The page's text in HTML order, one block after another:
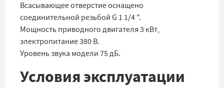
Всасывающее отверстие оснащено
соединительной резьбой G 1 1/4 ".
Мощность приводного двигателя 3 кВт,
электропитание 380 В.
Уровень звука модели 75 дБ.
Условия эксплуатации